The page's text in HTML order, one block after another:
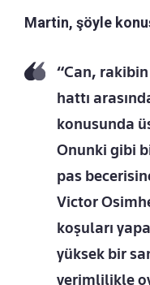
Martin, şöyle
“Can,
hattı
konusunda
Onunki gibi
pas
Victor
koşuları
yüksek bir
verimlilikle